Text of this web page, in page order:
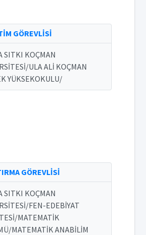
GÖREVLİSİ
SITKI KOÇMAN
ULA ALİ KOÇMAN
YÜKSEKOKULU/
GÖREVLİSİ
SITKI KOÇMAN
FEN-EDEBİYAT
MATEMATİK
MATEMATİK ANABİLİM